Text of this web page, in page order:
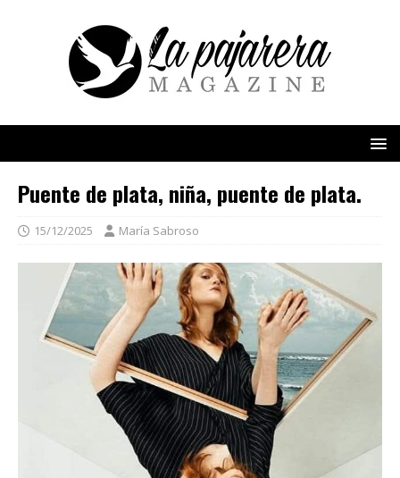
Puente de plata, niña, puente de plata.
15/12/2025 María Sabroso